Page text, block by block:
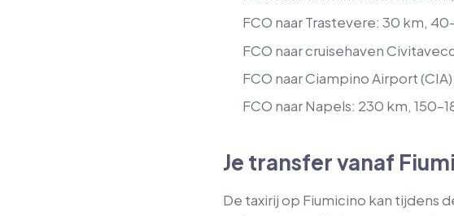
FCO naar Trastevere: 30 km,
FCO naar cruisehaven
FCO naar Ciampino Airport
FCO naar Napels: 230 km,
Je transfer vanaf
De taxirij op Fiumicino kan tijdens